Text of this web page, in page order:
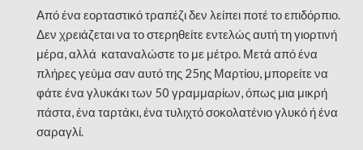
Από ένα εορταστικό τραπέζι δεν λείπει ποτέ το επιδόρπιο.
Δεν χρειάζεται να το στερηθείτε εντελώς αυτή τη γιορτινή
μέρα, αλλά καταναλώστε το με μέτρο. Μετά από ένα
πλήρες γεύμα σαν αυτό της 25ης Μαρτίου, μπορείτε να
φάτε ένα γλυκάκι των 50 γραμμαρίων, όπως μια μικρή
πάστα, ένα ταρτάκι, ένα τυλιχτό σοκολατένιο γλυκό ή ένα
σαραγλί.